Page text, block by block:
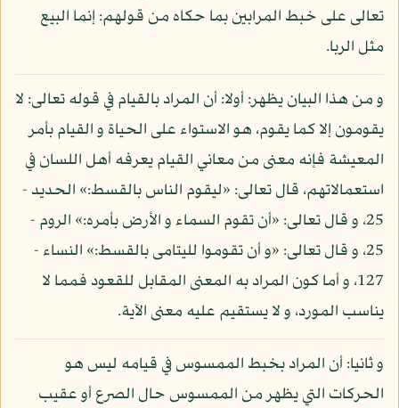
تعالى على خبط المرابين بما حكاه من قولهم: إنما البيع
مثل الربا.
و من هذا البيان يظهر: أولا: أن المراد بالقيام في قوله تعالى: لا
يقومون إلا كما يقوم، هو الاستواء على الحياة و القيام بأمر
المعيشة فإنه معنى من معاني القيام يعرفه أهل اللسان في
استعمالاتهم، قال تعالى: «ليقوم الناس بالقسط:» الحديد -
25، و قال تعالى: «أن تقوم السماء و الأرض بأمره:» الروم -
25، و قال تعالى: «و أن تقوموا لليتامى بالقسط:» النساء -
127، و أما كون المراد به المعنى المقابل للقعود فمما لا
يناسب المورد، و لا يستقيم عليه معنى الآية.
و ثانيا: أن المراد بخبط الممسوس في قيامه ليس هو
الحركات التي يظهر من الممسوس حال الصرع أو عقيب